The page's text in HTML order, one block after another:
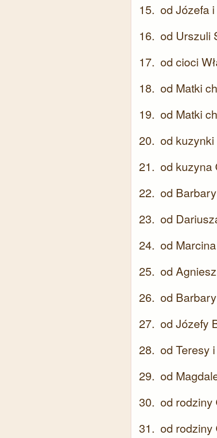
od Józefa
od Urszuli
od cioci
od Matki
od Matki
od
od
od
od
od
od
od
od Józefy
od Teresy
od
od
od